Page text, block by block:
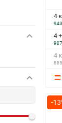
4
4
4
-